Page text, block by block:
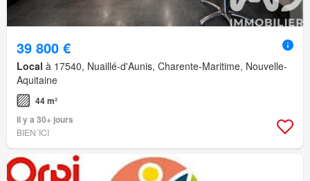
39 800 €
Local à 17540, Nuaillé-d'Aunis, Charente-Maritime, Nouvelle-
Aquitaine
44 m²
Il y a 30+ jours
BIEN´ICI